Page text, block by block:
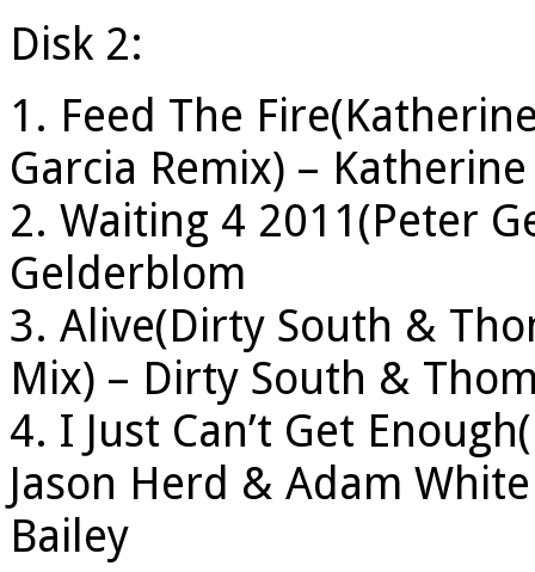
Disk 2:
1. Feed The
Garcia Remix) –
2. Waiting 4 2011(Peter
Gelderblom
3. Alive(Dirty South &
Mix) – Dirty South &
4. I Just Can’t Get
Jason Herd & Adam
Bailey